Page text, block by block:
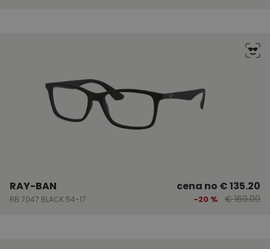
RAY-BAN
RB 7047 BLACK 54-17
cena no € 135.20
-20 % € 169.00